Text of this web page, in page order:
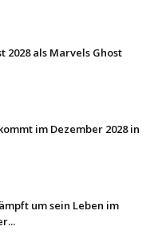
2028 als Marvels Ghost
im Dezember 2028 in
um sein Leben im